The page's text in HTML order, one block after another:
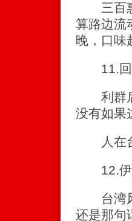
三百惠
算路边流
晚，口味
11.回
利群后
没有如果
人在台
12.伊
台湾风
还是那句